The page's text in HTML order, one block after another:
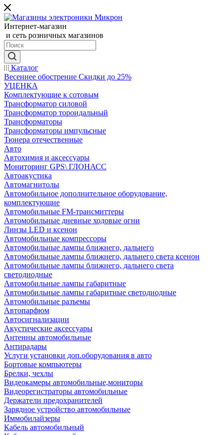
Интернет-магазин
и сеть розничных магазинов
Каталог
Весеннее обострение Скидки до 25%
УЦЕНКА
Комплектующие к сотовым
Трансформатор силовой
Трансформатор тороидальный
Трансформаторы
Трансформаторы импульсные
Тюнера отечественные
Авто
Автохимия и аксессуары
Мониторинг GPS\ ГЛОНАСС
Автоакустика
Автомагнитолы
Автомобильное дополнительное оборудование,
комплектующие
Автомобильные FM-трансмиттеры
Автомобильные дневные ходовые огни
Линзы LED и ксенон
Автомобильные компрессоры
Автомобильные лампы ближнего, дальнего
Автомобильные лампы ближнего, дальнего света ксенон
Автомобильные лампы ближнего, дальнего света
светодиодные
Автомобильные лампы габаритные
Автомобильные лампы габаритные светодиодные
Автомобильные разъемы
Автопарфюм
Автосигнализации
Акустические аксессуары
Антенны автомобильные
Антирадары
Услуги установки доп.оборудования в авто
Бортовые компьютеры
Брелки, чехлы
Видеокамеры автомобильные,мониторы
Видеорегистраторы автомобильные
Держатели предохранителей
Зарядное устройство автомобильные
Иммобилайзеры
Кабель автомобильный